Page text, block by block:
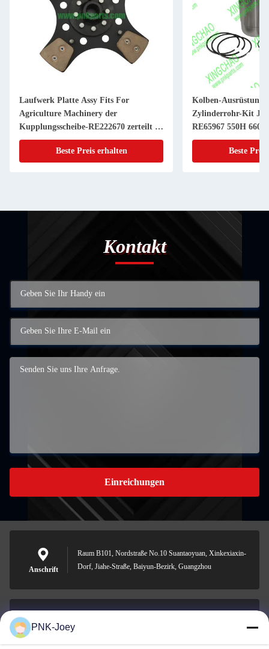
Laufwerk Platte Assy Fits For
Agriculture Machinery der
Kupplungsscheibe-RE222670 zerteilt 11
Zoll 20 KEIL
Beste Preis erhalten
Kolben-Ausrüstung
Zylinderrohr-Kit JDs
RE65967 550H 6603
Powerthch Turbo
Beste
Kontakt
Einreichungen
Anschrift
Raum B101, Nordstraße No.10 Suantaoyuan, Xinkexiaxin-
Dorf, Jiahe-Straße, Baiyun-Bezirk, Guangzhou
E-Mail-Adresse
PNK-Joey